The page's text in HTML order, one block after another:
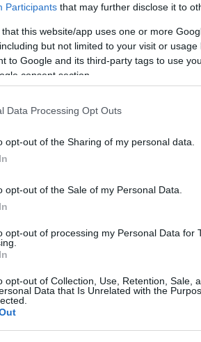
Participants that may further disclose it to
that this website/app uses one or more
but not limited to your visit or
to Google and its third-party tags to use
consent section.
Data Processing Opt Outs
opt-out of the Sharing of my personal data.
opt-out of the Sale of my Personal Data.
opt-out of processing my Personal Data for
opt-out of Collection, Use, Retention, Sale,
Data that Is Unrelated with the
a városban
hogy az új szerelőüzemnek,
és az üzleti élet
tud továbbra is szerepet vállalni
óta működik Pakson. Nagyon sok
sőt már a Paks II
leginkább azzal tudjuk igazolni,
évekig ki tudja szolgálni az
neki, hogy a cég hosszú távon
amíg a Paks II épül.” Mint mondta:
növekszik a település